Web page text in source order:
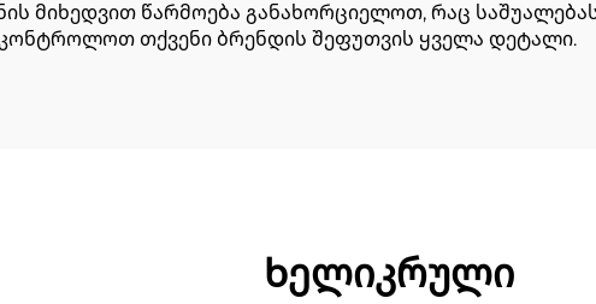
მიხედვით წარმოება განახორციელოთ, რაც
თქვენი ბრენდის შეფუთვის ყველა დეტალი.
Ხელიკრული